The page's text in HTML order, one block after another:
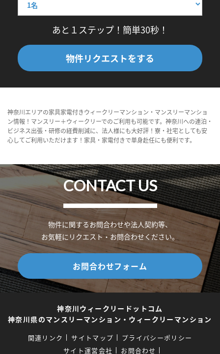
あと１ステップ！簡単30秒！
物件リクエストをする
神奈川エリアの家具家電付きウィークリーマンション・マンスリーマンショ
ン情報！マンスリー＋ウィークリーでのご利用も可能です。神奈川への連泊・
ビジネス出張・研修の経費削減に、法人様にも大好評！寮・社宅としても安
心してご利用いただけます！家具・家電付きで単身赴任にも便利です。
CONTACT US
物件に関するお問合わせや法人契約等、
お気軽にリクエスト・お問合わせください。
お問合わせフォーム
神奈川ウィークリードットコム
神奈川県のマンスリーマンション・ウィークリーマンション
関連リンク サイトマップ
プライバシーポリシー
サイト運営会社
お問合わせ